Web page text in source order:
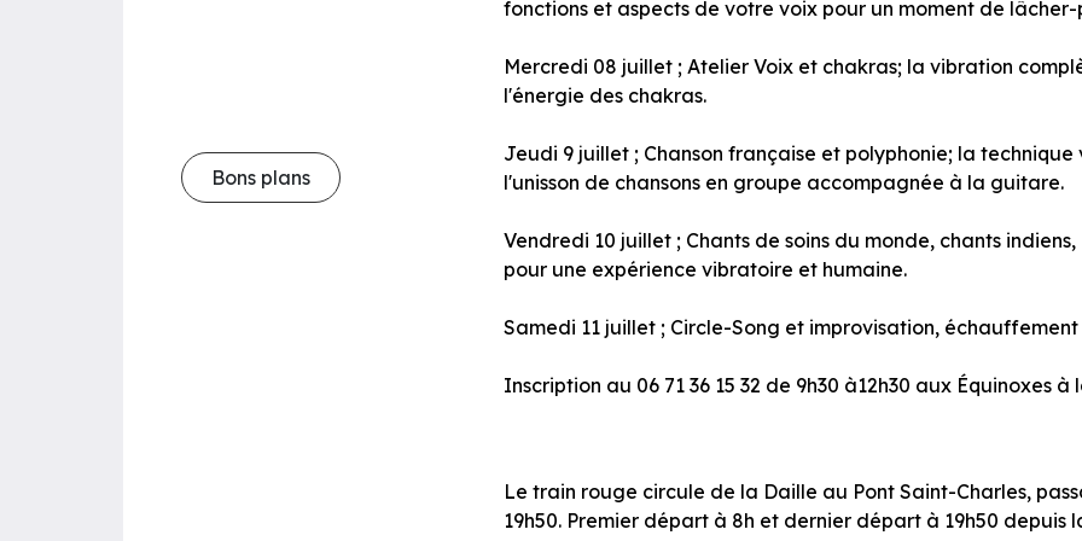
Bons plans
fonctions et aspects de votre voix pour un moment de
Mercredi 08 juillet ; Atelier Voix et chakras; la vibration
l'énergie des chakras.
Jeudi 9 juillet ; Chanson française et polyphonie; la
l'unisson de chansons en groupe accompagnée à la guitare.
Vendredi 10 juillet ; Chants de soins du monde, chants
pour une expérience vibratoire et humaine.
Samedi 11 juillet ; Circle-Song et improvisation,
Inscription au 06 71 36 15 32 de 9h30 à12h30 aux Équinoxes à
Le train rouge circule de la Daille au Pont Saint-Charles,
19h50. Premier départ à 8h et dernier départ à 19h50 depuis